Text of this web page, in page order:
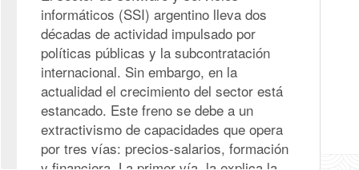
informáticos (SSI) argentino lleva dos
décadas de actividad impulsado por
políticas públicas y la subcontratación
internacional. Sin embargo, en la
actualidad el crecimiento del sector está
estancado. Este freno se debe a un
extractivismo de capacidades que opera
por tres vías: precios-salarios, formación